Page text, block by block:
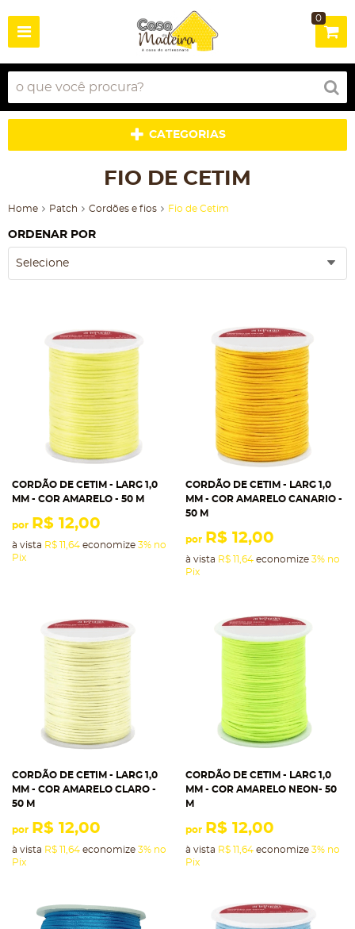
0
CATEGORIAS
FIO DE CETIM
Home Patch Cordões e fios Fio de Cetim
ORDENAR POR
Selecione
CORDÃO DE CETIM - LARG 1,0
MM - COR AMARELO - 50 M
por R$ 12,00
à vista R$ 11,64 economize 3% no
Pix
CORDÃO DE CETIM - LARG 1,0
MM - COR AMARELO CANARIO -
50 M
por R$ 12,00
à vista R$ 11,64 economize 3% no
Pix
CORDÃO DE CETIM - LARG 1,0
MM - COR AMARELO CLARO -
50 M
por R$ 12,00
à vista R$ 11,64 economize 3% no
Pix
CORDÃO DE CETIM - LARG 1,0
MM - COR AMARELO NEON- 50
M
por R$ 12,00
à vista R$ 11,64 economize 3% no
Pix